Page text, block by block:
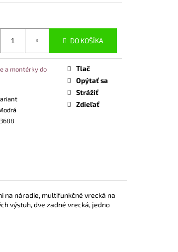
DO KOŠÍKA
a montérky do
Tlač
Opýtať sa
Strážiť
Zdieľať
na náradie, multifunkčné vrecká na
výstuh, dve zadné vrecká, jedno